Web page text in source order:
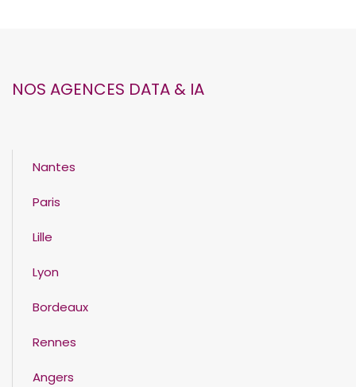
NOS AGENCES DATA & IA
Nantes
Paris
Lille
Lyon
Bordeaux
Rennes
Angers